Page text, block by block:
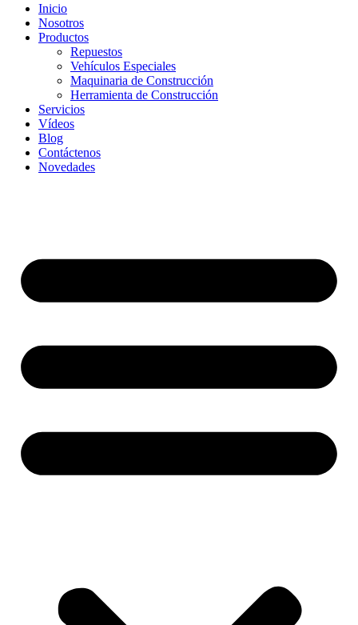
Inicio
Nosotros
Productos
Repuestos
Vehículos Especiales
Maquinaria de Construcción
Herramienta de Construcción
Servicios
Vídeos
Blog
Contáctenos
Novedades